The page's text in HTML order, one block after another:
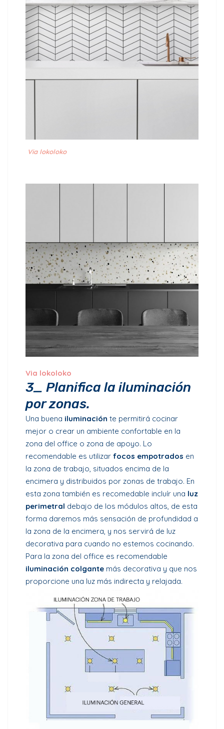
Via lokoloko
Via lokoloko
3_ Planifica la iluminación
por zonas.
Una buena iluminación te permitirá cocinar
mejor o crear un ambiente confortable en la
zona del office o zona de apoyo. Lo
recomendable es utilizar focos empotrados en
la zona de trabajo, situados encima de la
encimera y distribuidos por zonas de trabajo. En
esta zona también es recomedable incluír una luz
perimetral debajo de los módulos altos, de esta
forma daremos más sensación de profundidad a
la zona de la encimera, y nos servirá de luz
decorativa para cuando no estemos cocinando.
Para la zona del office es recomendable
iluminación colgante más decorativa y que nos
proporcione una luz más indirecta y relajada.